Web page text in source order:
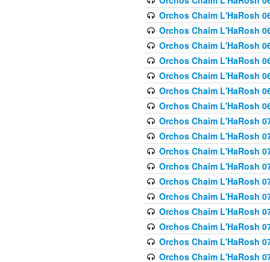
Orchos Chaim L'HaRosh
Orchos Chaim L'HaRosh
Orchos Chaim L'HaRosh
Orchos Chaim L'HaRosh
Orchos Chaim L'HaRosh
Orchos Chaim L'HaRosh
Orchos Chaim L'HaRosh
Orchos Chaim L'HaRosh
Orchos Chaim L'HaRosh
Orchos Chaim L'HaRosh
Orchos Chaim L'HaRosh
Orchos Chaim L'HaRosh
Orchos Chaim L'HaRosh
Orchos Chaim L'HaRosh
Orchos Chaim L'HaRosh
Orchos Chaim L'HaRosh
Orchos Chaim L'HaRosh